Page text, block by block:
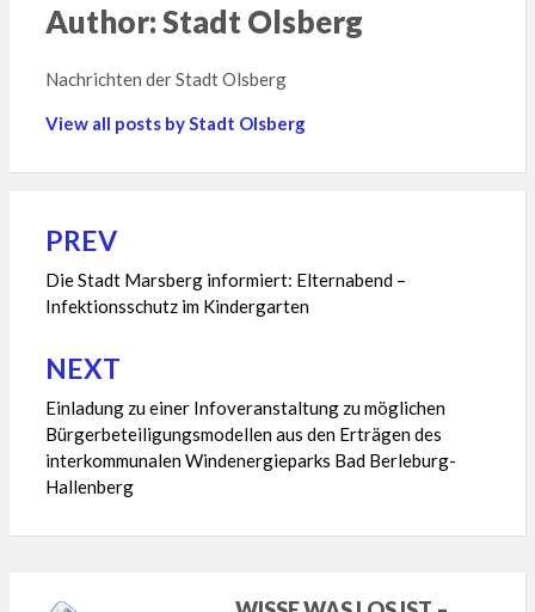
Author:Stadt Olsberg
Nachrichten der Stadt Olsberg
View all posts by Stadt Olsberg
Beitragsnavigation
PREV
Die Stadt Marsberg informiert: Elternabend –
Infektionsschutz im Kindergarten
NEXT
Einladung zu einer Infoveranstaltung zu möglichen
Bürgerbeteiligungsmodellen aus den Erträgen des
interkommunalen Windenergieparks Bad Berleburg-
Hallenberg